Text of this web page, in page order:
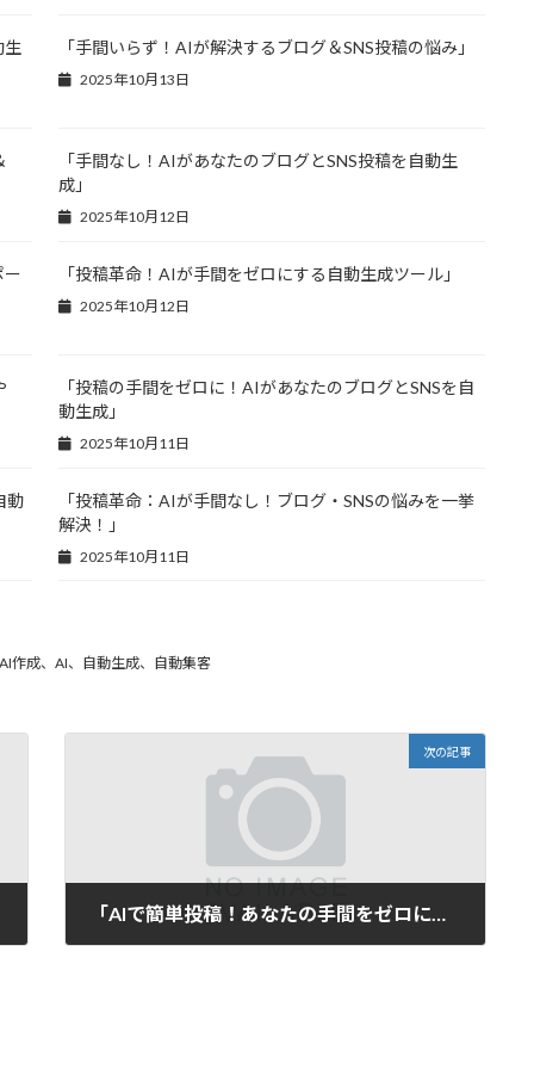
生 「手間いらず！AIが解決するブログ＆SNS投稿の悩み」
2025年10月13日
「手間なし！AIがあなたのブログとSNS投稿を自動生
成」
2025年10月12日
ー 「投稿革命！AIが手間をゼロにする自動生成ツール」
2025年10月12日
「投稿の手間をゼロに！AIがあなたのブログとSNSを自
動生成」
2025年10月11日
動
「投稿革命：AIが手間なし！ブログ・SNSの悩みを一挙
解決！」
2025年10月11日
作成、AI、自動生成、自動集客
次の記事